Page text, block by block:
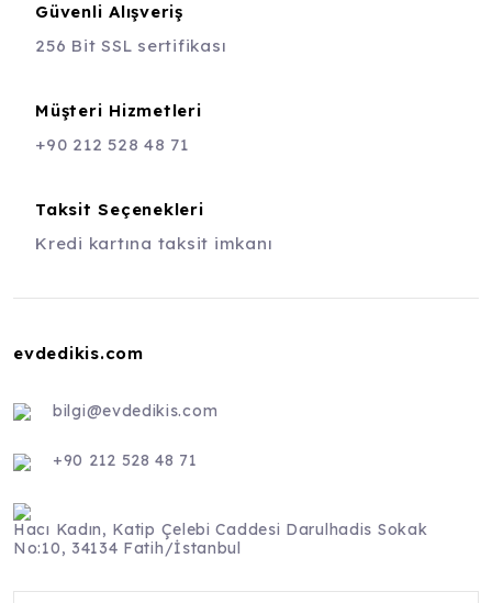
Güvenli Alışveriş
256 Bit SSL sertifikası
Müşteri Hizmetleri
+90 212 528 48 71
Taksit Seçenekleri
Kredi kartına taksit imkanı
evdedikis.com
bilgi@evdedikis.com
+90 212 528 48 71
Hacı Kadın, Katip Çelebi Caddesi Darulhadis Sokak
No:10, 34134 Fatih/İstanbul